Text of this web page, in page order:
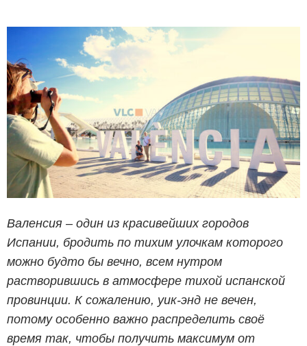
Валенсия – один из красивейших городов
Испании, бродить по тихим улочкам которого
можно будто бы вечно, всем нутром
растворившись в атмосфере тихой испанской
провинции. К сожалению, уик-энд не вечен,
потому особенно важно распределить своё
время так, чтобы получить максимум от